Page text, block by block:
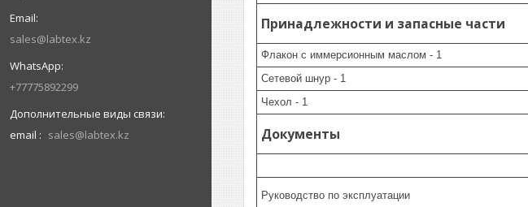
sales@labtex.kz
+77775892299
email sales@labtex.kz
Принадлежности и запасные части
Флакон с иммерсионным маслом - 1
Сетевой шнур - 1
Чехол - 1
Документы
Руководство по эксплуатации